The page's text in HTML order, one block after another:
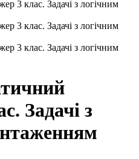
Задачі з